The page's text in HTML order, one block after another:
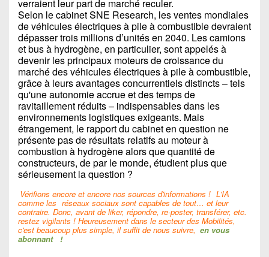
verraient leur part de marché reculer.
Selon le cabinet SNE Research, les ventes mondiales
de véhicules électriques à pile à combustible devraient
dépasser trois millions d’unités en 2040. Les camions
et bus à hydrogène, en particulier, sont appelés à
devenir les principaux moteurs de croissance du
marché des véhicules électriques à pile à combustible,
grâce à leurs avantages concurrentiels distincts – tels
qu'une autonomie accrue et des temps de
ravitaillement réduits – indispensables dans les
environnements logistiques exigeants. Mais
étrangement, le rapport du cabinet en question ne
présente pas de résultats relatifs au moteur à
combustion à hydrogène alors que quantité de
constructeurs, de par le monde, étudient plus que
sérieusement la question ?
Vérifions encore et encore nos sources d'informations ! L'IA
comme les réseaux sociaux sont capables de tout… et leur
contraire. Donc, avant de liker, répondre, re-poster, transférer, etc.
restez vigilants ! Heureusement dans le secteur des Mobilités,
c'est beaucoup plus simple, il suffit de nous suivre, en vous
abonnant !